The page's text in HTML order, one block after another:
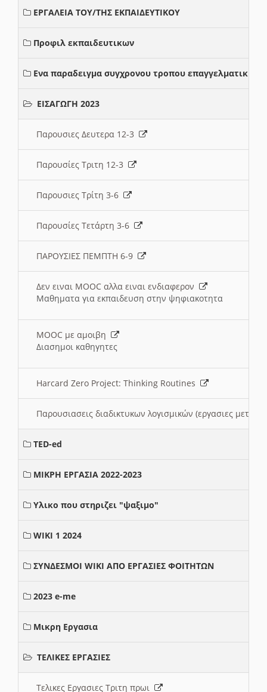
ΕΡΓΑΛΕΙΑ ΤΟΥ/ΤΗΣ ΕΚΠΑΙΔΕΥΤΙΚΟΥ
Προφιλ εκπαιδευτικων
Ενα παραδειγμα συγχρονου τροπου επαγγελματικης
ΕΙΣΑΓΩΓΗ 2023
Παρουσιες Δευτερα 12-3
Παρουσίες Τριτη 12-3
Παρουσιες Τρίτη 3-6
Παρουσίες Τετάρτη 3-6
ΠΑΡΟΥΣΙΕΣ ΠΕΜΠΤΗ 6-9
Δεν ειναι MOOC αλλα ειναι ενδιαφερον
Μαθηματα για εκπαιδευση στην ψηφιακοτητα
MOOC με αμοιβη
Διασημοι καθηγητες
Harcard Zero Project: Thinking Routines
Παρουσιασεις διαδικτυκων λογισμικών (εργασιες
TED-ed
ΜΙΚΡΗ ΕΡΓΑΣΙΑ 2022-2023
Υλικο που στηριζει "ψαξιμο"
WIKI 1 2024
ΣΥΝΔΕΣΜΟΙ WIKI ΑΠΟ ΕΡΓΑΣΙΕΣ ΦΟΙΤΗΤΩΝ
2023 e-me
Μικρη Εργασια
ΤΕΛΙΚΕΣ ΕΡΓΑΣΙΕΣ
Τελικες Εργασιες Τριτη πρωι